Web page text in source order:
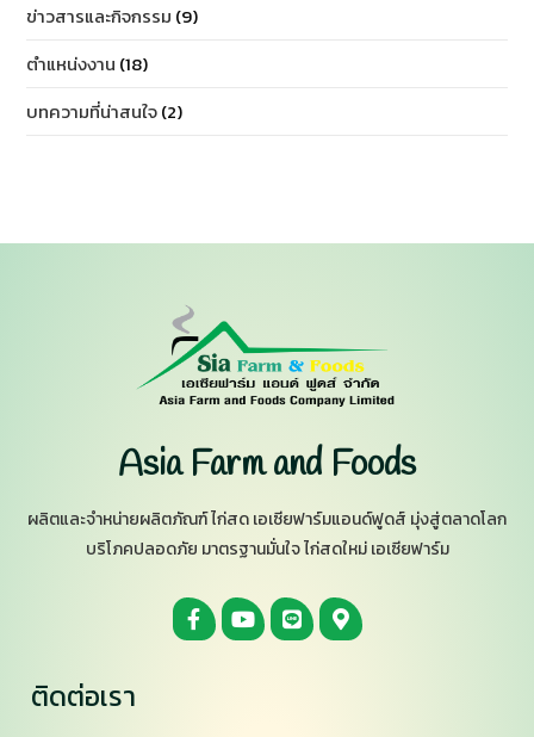
ข่าวสารและกิจกรรม (9)
ตำแหน่งงาน (18)
บทความที่น่าสนใจ(2)
Asia Farm and Foods
ผลิตและจำหน่ายผลิตภัณฑ์ ไก่สด เอเซียฟาร์มแอนด์ฟูดส์ มุ่งสู่ตลาดโลก
บริโภคปลอดภัย มาตรฐานมั่นใจ ไก่สดใหม่ เอเซียฟาร์ม
ติดต่อเรา